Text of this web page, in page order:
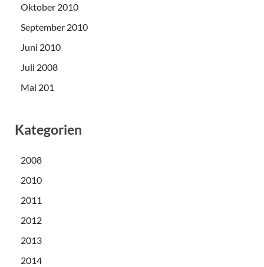
Oktober 2010
September 2010
Juni 2010
Juli 2008
Mai 201
Kategorien
2008
2010
2011
2012
2013
2014